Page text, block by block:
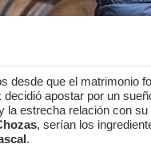
desde que el matrimonio
decidió apostar por un
la estrecha relación con
, serían los
.